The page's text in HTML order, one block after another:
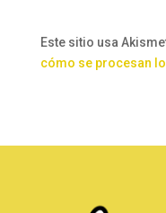
Este sitio usa
cómo se procesan